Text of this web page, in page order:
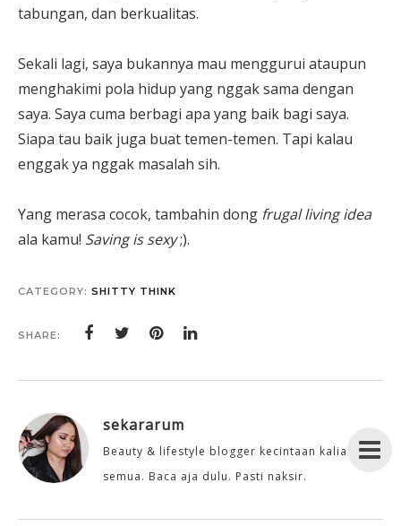
tabungan, dan berkualitas.
Sekali lagi, saya bukannya mau menggurui ataupun
menghakimi pola hidup yang nggak sama dengan
saya. Saya cuma berbagi apa yang baik bagi saya.
Siapa tau baik juga buat temen-temen. Tapi kalau
enggak ya nggak masalah sih.
Yang merasa cocok, tambahin dong frugal living idea
ala kamu! Saving is sexy;).
CATEGORY: SHITTY THINK
SHARE:
sekararum
Beauty & lifestyle blogger kecintaan kalian
semua. Baca aja dulu. Pasti naksir.